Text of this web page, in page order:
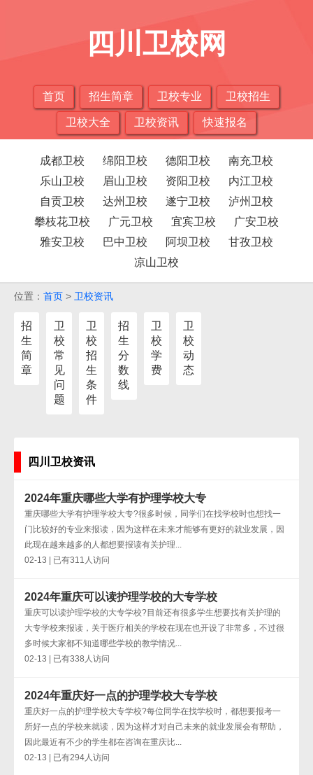
四川卫校网
首页 招生简章 卫校专业 卫校招生
卫校大全 卫校资讯 快速报名
成都卫校 绵阳卫校 德阳卫校
南充卫校
乐山卫校
眉山卫校 资阳卫校
内江卫校
自贡卫校
达州卫校 遂宁卫校
泸州卫校
攀枝花卫校
广元卫校 宜宾卫校
广安卫校
雅安卫校
巴中卫校 阿坝卫校
甘孜卫校
凉山卫校
位置： 首页 > 卫校资讯
招
生
简
章
卫
校
常
见
问
题
卫
校
招
生
条
件
招
生
分
数
线
卫
校
学
费
卫
校
动
态
四川卫校资讯
2024年重庆哪些大学有护理学校大专
重庆哪些大学有护理学校大专?很多时候，同学们在找学校时也想找一
门比较好的专业来报读，因为这样在未来才能够有更好的就业发展，因
此现在越来越多的人都想要报读有关护理...
02-13 | 已有311人访问
2024年重庆可以读护理学校的大专学校
重庆可以读护理学校的大专学校?目前还有很多学生想要找有关护理的
大专学校来报读，关于医疗相关的学校在现在也开设了非常多，不过很
多时候大家都不知道哪些学校的教学情况...
02-13 | 已有338人访问
2024年重庆好一点的护理学校大专学校
重庆好一点的护理学校大专学校?每位同学在找学校时，都想要报考一
所好一点的学校来就读，因为这样才对自己未来的就业发展会有帮助，
因此最近有不少的学生都在咨询在重庆比...
02-13 | 已有294人访问